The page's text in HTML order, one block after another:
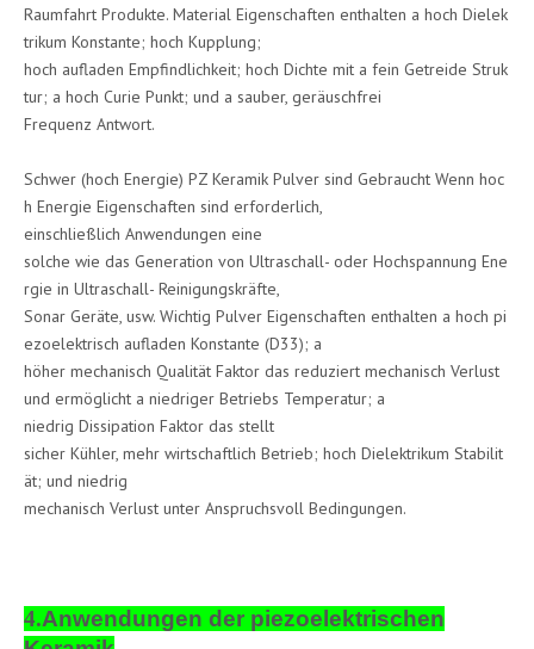
Raumfahrt Produkte. Material Eigenschaften enthalten a hoch Dielek
trikum Konstante; hoch Kupplung;
hoch aufladen Empfindlichkeit; hoch Dichte mit a fein Getreide Struk
tur; a hoch Curie Punkt; und a sauber, geräuschfrei
Frequenz Antwort.
Schwer (hoch Energie) PZ Keramik Pulver sind Gebraucht Wenn hoc
h Energie Eigenschaften sind erforderlich,
einschließlich Anwendungen eine
solche wie das Generation von Ultraschall- oder Hochspannung Ene
rgie in Ultraschall- Reinigungskräfte,
Sonar Geräte, usw. Wichtig Pulver Eigenschaften enthalten a hoch pi
ezoelektrisch aufladen Konstante (D33); a
höher mechanisch Qualität Faktor das reduziert mechanisch Verlust
und ermöglicht a niedriger Betriebs Temperatur; a
niedrig Dissipation Faktor das stellt
sicher Kühler, mehr wirtschaftlich Betrieb; hoch Dielektrikum Stabilit
ät; und niedrig
mechanisch Verlust unter Anspruchsvoll Bedingungen.
4.Anwendungen der piezoelektrischen